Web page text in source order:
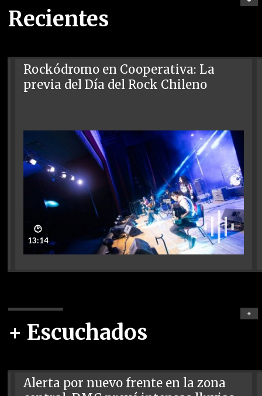
Recientes
Rockódromo en Cooperativa: La
previa del Día del Rock Chileno
🕑
13:14
+ Escuchados
+
Alerta por nuevo frente en la zona